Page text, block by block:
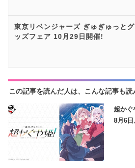
東京リベンジャーズ ぎゅぎゅっとグ
ッズフェア 10月29日開催!
この記事を読んだ人は、こんな記事も読
超かぐ
8月6